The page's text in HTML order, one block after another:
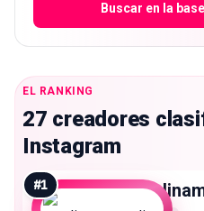
Buscar en la
EL RANKING
27 creadores
Instagram
#1